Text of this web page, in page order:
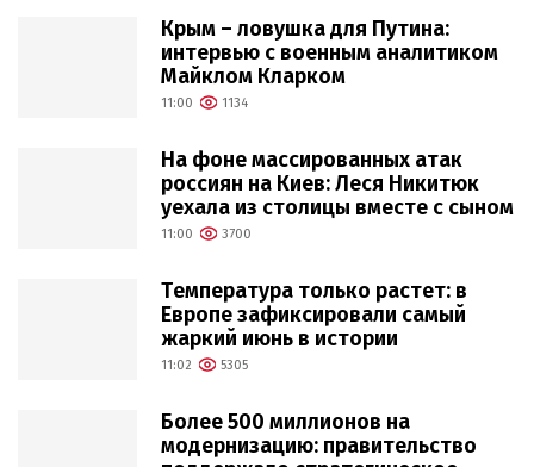
Крым – ловушка для Путина:
интервью с военным аналитиком
Майклом Кларком
11:00 1134
На фоне массированных атак
россиян на Киев: Леся Никитюк
уехала из столицы вместе с сыном
11:00 3700
Температура только растет: в
Европе зафиксировали самый
жаркий июнь в истории
11:02 5305
Более 500 миллионов на
модернизацию: правительство